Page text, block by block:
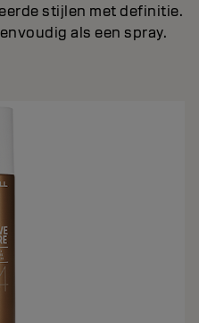
stijlen met definitie.
als een spray.